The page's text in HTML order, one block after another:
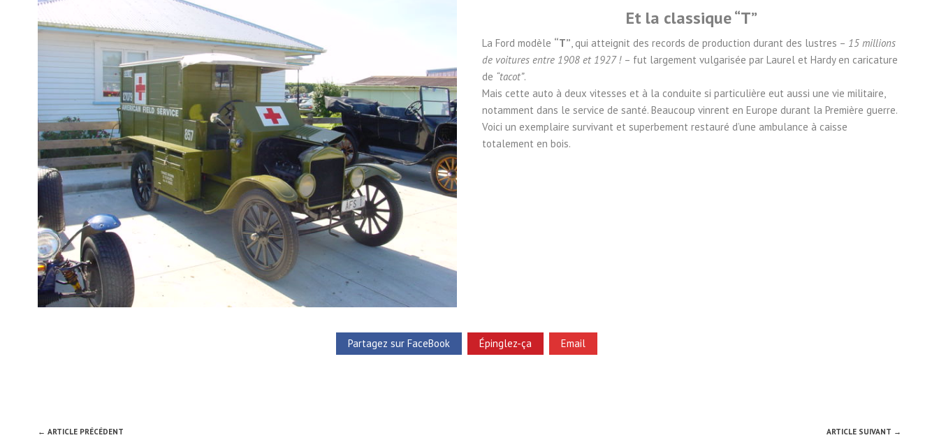
Et la classique “T”
La Ford modèle “T”, qui atteignit des records de production durant des lustres – 15 millions
de voitures entre 1908 et 1927 ! – fut largement vulgarisée par Laurel et Hardy en caricature
de “tacot”.
Mais cette auto à deux vitesses et à la conduite si particulière eut aussi une vie militaire,
notamment dans le service de santé. Beaucoup vinrent en Europe durant la Première guerre.
Voici un exemplaire survivant et superbement restauré d’une ambulance à caisse
totalement en bois.
Partagez sur FaceBook Épinglez-ça Email
← ARTICLE PRÉCÉDENT ARTICLE SUIVANT →